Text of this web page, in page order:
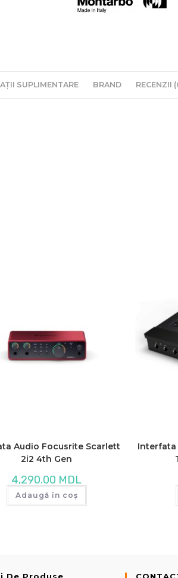
SUPLIMENTARE BRAND RECENZII
Audio Focusrite Scarlett
2i2 4th Gen
4,290.00 MDL
Adaugă în coș
Interfata